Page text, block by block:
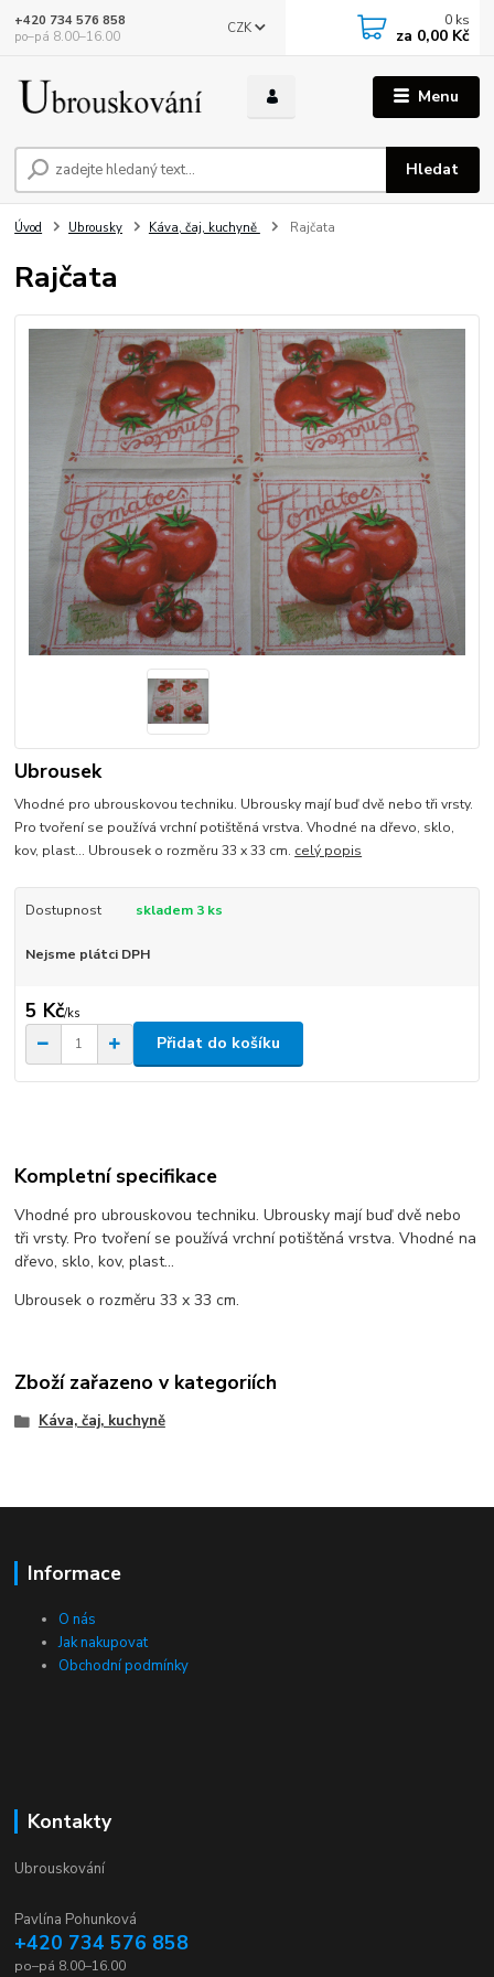
Menu
CZK
Hledat
+420 734 576 858
po–pá 8.00–16.00
0 ks
za 0,00 Kč
Úvod Ubrousky Káva, čaj, kuchyně Rajčata
Rajčata
Ubrousek
Vhodné pro ubrouskovou techniku. Ubrousky mají buď dvě nebo tři vrsty.
Pro tvoření se používá vrchní potištěná vrstva. Vhodné na dřevo, sklo,
kov, plast... Ubrousek o rozměru 33 x 33 cm. celý popis
Dostupnost skladem 3 ks
Nejsme plátci DPH
5 Kč/ks
Přidat do košíku
Kompletní specifikace
Vhodné pro ubrouskovou techniku. Ubrousky mají buď dvě nebo
tři vrsty. Pro tvoření se používá vrchní potištěná vrstva. Vhodné na
dřevo, sklo, kov, plast...
Ubrousek o rozměru 33 x 33 cm.
Zboží zařazeno v kategoriích
Káva, čaj, kuchyně
Informace
O nás
Jak nakupovat
Obchodní podmínky
Kontakty
Ubrouskování
Pavlína Pohunková
+420 734 576 858
po–pá 8.00–16.00